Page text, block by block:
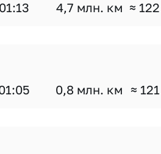
4,7 млн. км ≈
0,8 млн. км ≈